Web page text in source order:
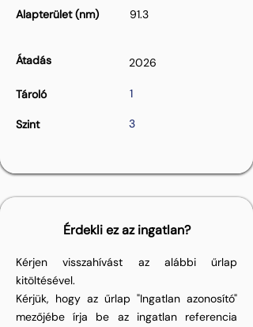
Alapterület (nm) 91.3
Átadás 2026
Tároló 1
Szint 3
Érdekli ez az ingatlan?
Kérjen visszahívást az alábbi űrlap
kitöltésével.
Kérjük, hogy az űrlap "Ingatlan azonosító"
mezőjébe írja be az ingatlan referencia